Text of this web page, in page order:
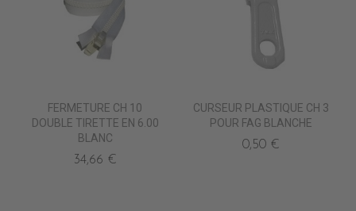
FERMETURE CH 10
DOUBLE TIRETTE EN 6.00
BLANC
34,66 €
CURSEUR PLASTIQUE CH 3
POUR FAG BLANCHE
0,50 €